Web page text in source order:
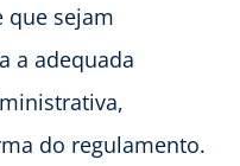
que sejam
a adequada
do regulamento.